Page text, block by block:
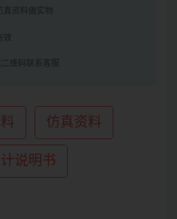
真资料做实物
效
维码联系客服
仿真资料
说明书